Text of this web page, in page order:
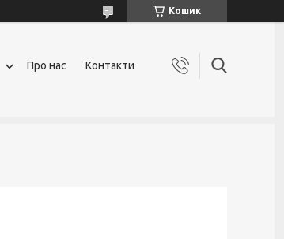
Кошик
Про нас Контакти